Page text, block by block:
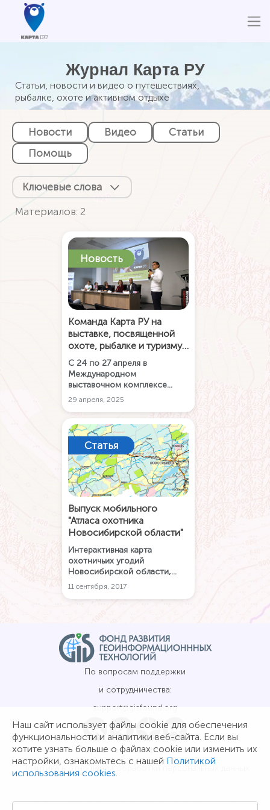
Журнал Карта РУ
Статьи, новости и видео о путешествиях,
рыбалке, охоте и активном отдыхе
Новости Видео
Статьи
Помощь
Ключевые слова
Материалов: 2
Новость
Команда Карта РУ на
выставке, посвященной
охоте, рыбалке и туризму
в Сибири
С 24 по 27 апреля в
Международном
выставочном комплексе
«Новосибирск Экспоцентр»
прошла выставка,
посвященная охоте,
рыболовству и активному
туризму. В первый день
выставки был организован
круглый стол для обсуждения
новых тенденций в этой
сфере, в котором принял
участие и представитель
Карты РУ.
29 апреля, 2025
Статья
Выпуск мобильного
"Атласа охотника
Новосибирской области"
Интерактивная карта
охотничьих угодий
Новосибирской области,
дающая полное
представление о границах
закреплённых и
охраны охотничьих ресурсов,
а также особо охраняемых
природных территориях.
11 сентября, 2017
Наш сайт использует файлы cookie для обеспечения
функциональности и аналитики веб-сайта. Если вы
хотите узнать больше о файлах cookie или изменить их
настройки, ознакомьтесь с нашей Политикой
использования cookies.
По вопросам поддержки
и сотрудничества:
support@gisfound.org
Юридическая информация
Политика в отношении обработки персональных данных
© Фонд развития геоинформационных технологий